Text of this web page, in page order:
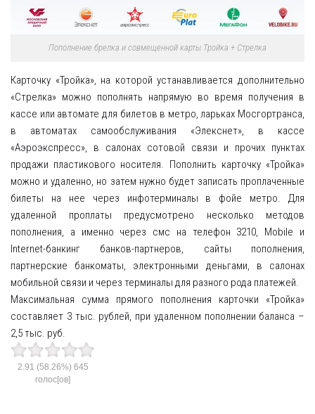
Пополнение брелка и совмещенной карты Тройка + Стрелка
Карточку «Тройка», на которой устанавливается дополнительно
«Стрелка» можно пополнять напрямую во время получения в
кассе или автомате для билетов в метро, ларьках Мосгортранса,
в автоматах самообслуживания «Элекснет», в кассе
«Аэроэкспресс», в салонах сотовой связи и прочих пунктах
продажи пластикового носителя. Пополнить карточку «Тройка»
можно и удаленно, но затем нужно будет записать проплаченные
билеты на нее через инфотерминалы в фойе метро. Для
удаленной проплаты предусмотрено несколько методов
пополнения, а именно через смс на телефон 3210, Mobile и
Internet-банкинг банков-партнеров, сайты пополнения,
партнерские банкоматы, электронными деньгами, в салонах
мобильной связи и через терминалы для разного рода платежей.
Максимальная сумма прямого пополнения карточки «Тройка»
составляет 3 тыс. рублей, при удаленном пополнении баланса –
2,5 тыс. руб.
2.91 (58.26%) 645
голос[ов]